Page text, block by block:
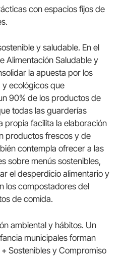
con espacios fijos de
y saludable. En el
Alimentación Saludable y
la apuesta por los
ecológicos que
90% de los productos de
todas las guarderías
propia facilita la elaboración
productos frescos y de
contempla ofrecer a las
sobre menús sostenibles,
el desperdicio alimentario y
los compostadores del
de comida.
ambiental y hábitos. Un
municipales forman
Sostenibles y Compromiso